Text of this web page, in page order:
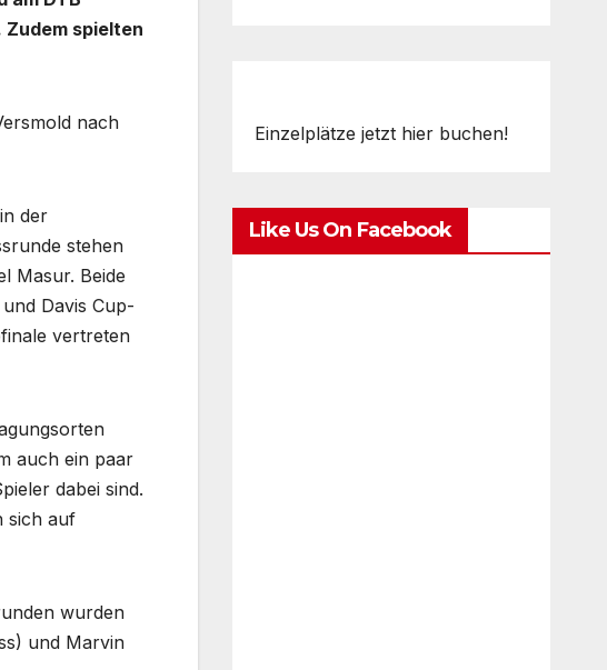
spielten
nach
der
stehen
Masur. Beide
Davis Cup-
vertreten
auch ein paar
dabei sind.
sich auf
wurden
und Marvin
Einzelplätze jetzt hier buchen!
Like Us On Facebook